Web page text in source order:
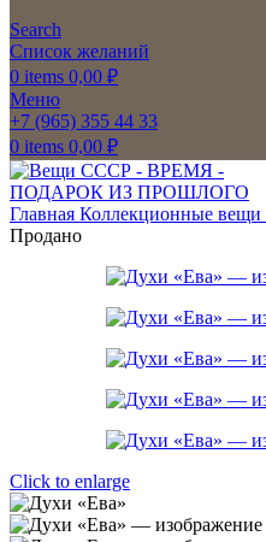
Search
Список желаний
0 items 0,00 ₽
Меню
+7 (965) 355 44 33
0 items 0,00 ₽
Главная Коллекционные вещи
Продано
Click to enlarge